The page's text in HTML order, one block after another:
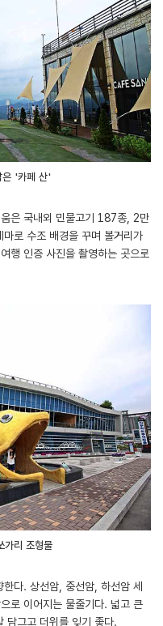
은 '카페 산'
은 국내외 민물고기 187종, 2만
로 수조 배경을 꾸며 볼거리가
행 인증 사진을 촬영하는 곳으로
가리 조형물
다. 상선암, 중선암, 하선암 세
로 이어지는 물줄기다. 넓고 큰
담그고 더위를 잊기 좋다.